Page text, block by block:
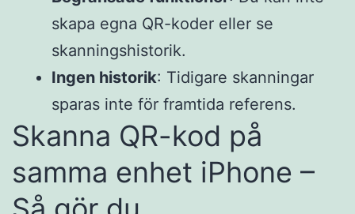
skapa egna QR-koder eller se
skanningshistorik.​
Ingen historik: Tidigare skanningar
sparas inte för framtida referens.​
Skanna QR-kod på
samma enhet iPhone –